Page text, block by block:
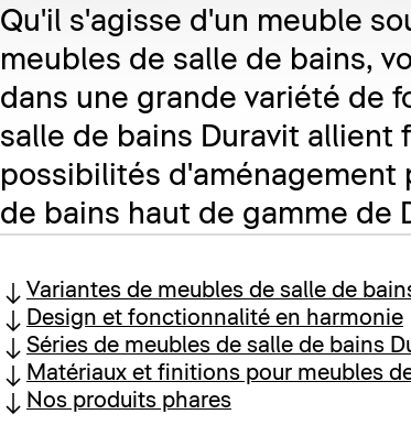
Qu'il s'agisse d'un meuble
meubles de salle de bains,
dans une grande variété de
salle de bains Duravit
possibilités d'aménagement
de bains haut de gamme de
Variantes de meubles de salle de
Design et fonctionnalité en harmonie
Séries de meubles de salle de bains
Matériaux et finitions pour meubles
Nos produits phares